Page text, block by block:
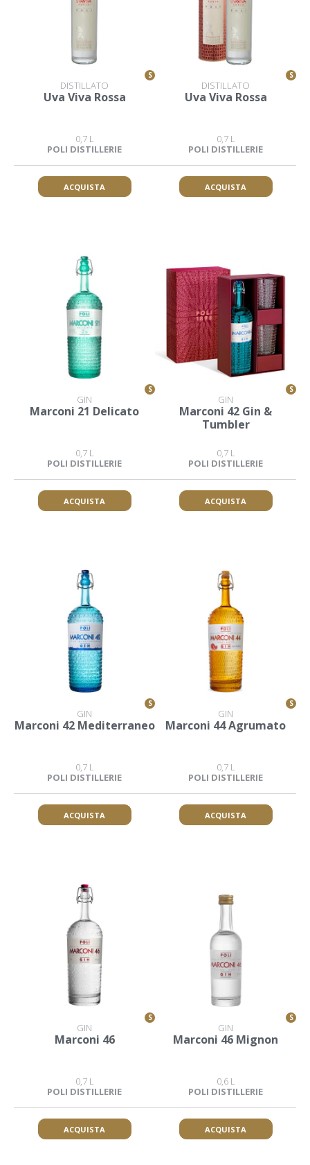
S
DISTILLATO
Uva Viva Rossa
0,7 L
POLI DISTILLERIE
ACQUISTA
S
DISTILLATO
Uva Viva Rossa
0,7 L
POLI DISTILLERIE
ACQUISTA
S
GIN
Marconi 21 Delicato
0,7 L
POLI DISTILLERIE
ACQUISTA
S
GIN
Marconi 42 Gin &
Tumbler
0,7 L
POLI DISTILLERIE
ACQUISTA
S
GIN
Marconi 42 Mediterraneo
0,7 L
POLI DISTILLERIE
ACQUISTA
S
GIN
Marconi 44 Agrumato
0,7 L
POLI DISTILLERIE
ACQUISTA
S
GIN
Marconi 46
0,7 L
POLI DISTILLERIE
ACQUISTA
S
GIN
Marconi 46 Mignon
0,6 L
POLI DISTILLERIE
ACQUISTA